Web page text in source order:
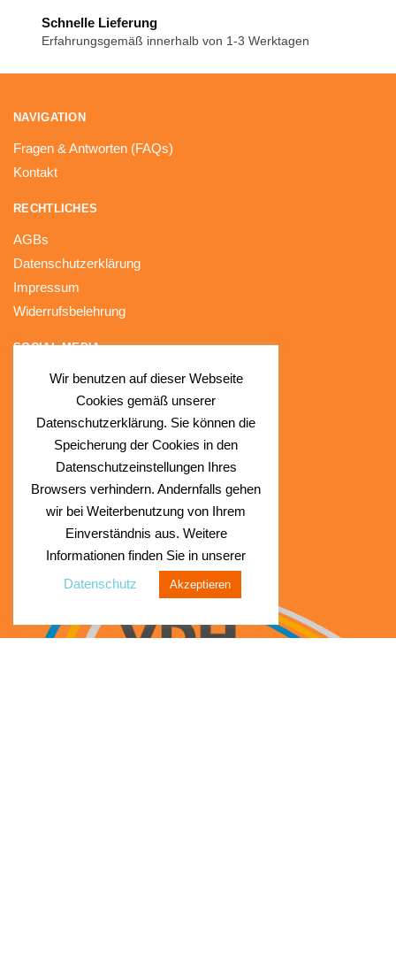
Schnelle Lieferung
Erfahrungsgemäß innerhalb von 1-3 Werktagen
NAVIGATION
Fragen & Antworten (FAQs)
Kontakt
RECHTLICHES
AGBs
Datenschutzerklärung
Impressum
Widerrufsbelehrung
SOCIAL MEDIA
FacebookWir benutzen auf dieser Webseite
Cookies gemäß unserer
Datenschutzerklärung. Sie können die
Speicherung der Cookies in den
Datenschutzeinstellungen Ihres
Browsers verhindern. Andernfalls gehen
wir bei Weiterbenutzung von Ihrem
Einverständnis aus. Weitere
Informationen finden Sie in unserer
Datenschutz
Akzeptieren